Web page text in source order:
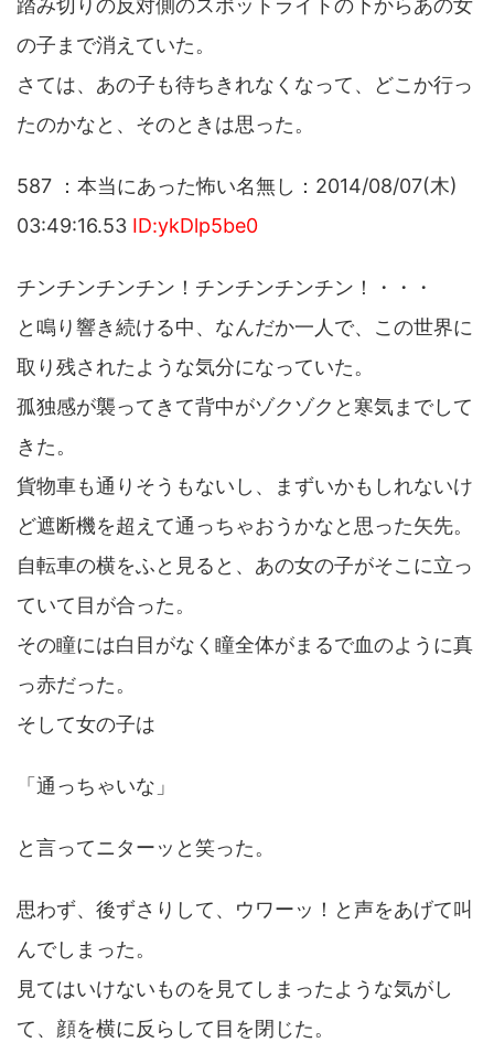
の子まで消えていた。
さては、あの子も待ちきれなくなって、どこか行っ
たのかなと、そのときは思った。
587 ：本当にあった怖い名無し：2014/08/07(木)
03:49:16.53 ID:ykDlp5be0
チンチンチンチン！チンチンチンチン！・・・
と鳴り響き続ける中、なんだか一人で、この世界に
取り残されたような気分になっていた。
孤独感が襲ってきて背中がゾクゾクと寒気までして
きた。
貨物車も通りそうもないし、まずいかもしれないけ
ど遮断機を超えて通っちゃおうかなと思った矢先。
自転車の横をふと見ると、あの女の子がそこに立っ
ていて目が合った。
その瞳には白目がなく瞳全体がまるで血のように真
っ赤だった。
そして女の子は
「通っちゃいな」
と言ってニターッと笑った。
思わず、後ずさりして、ウワーッ！と声をあげて叫
んでしまった。
見てはいけないものを見てしまったような気がし
て、顔を横に反らして目を閉じた。